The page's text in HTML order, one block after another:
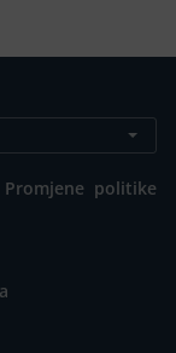
Promjene politike